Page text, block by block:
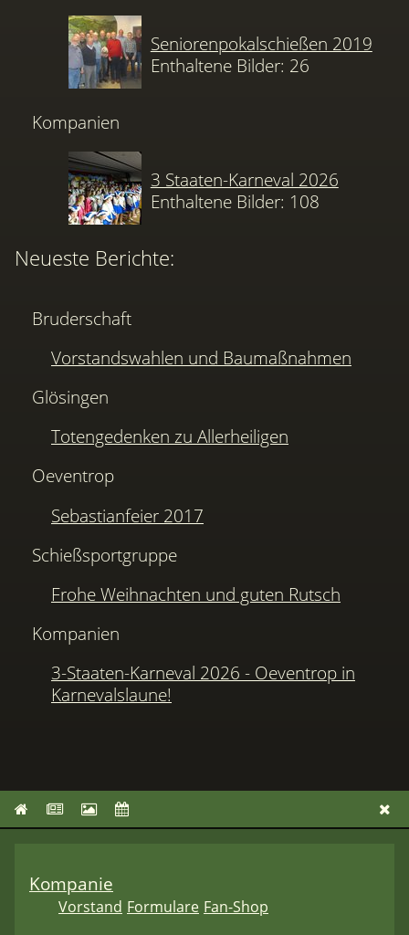
Seniorenpokalschießen 2019
Enthaltene Bilder: 26
Kompanien
3 Staaten-Karneval 2026
Enthaltene Bilder: 108
Neueste Berichte:
Bruderschaft
Vorstandswahlen und Baumaßnahmen
Glösingen
Totengedenken zu Allerheiligen
Oeventrop
Sebastianfeier 2017
Schießsportgruppe
Frohe Weihnachten und guten Rutsch
Kompanien
3-Staaten-Karneval 2026 - Oeventrop in
Karnevalslaune!
Kompanie
Vorstand Formulare Fan-Shop